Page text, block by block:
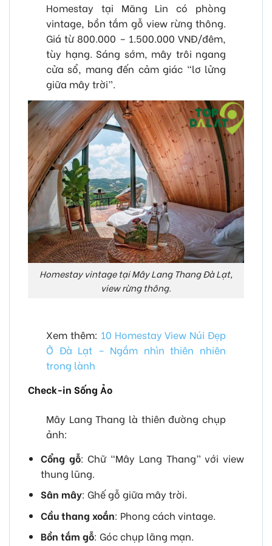
Homestay tại Măng Lin có phòng
vintage, bồn tắm gỗ view rừng thông.
Giá từ 800.000 – 1.500.000 VNĐ/đêm,
tùy hạng. Sáng sớm, mây trôi ngang
cửa sổ, mang đến cảm giác “lơ lửng
giữa mây trời”.
Homestay vintage tại Mây Lang Thang Đà Lạt,
view rừng thông.
Xem thêm: 10 Homestay View Núi Đẹp
Ở Đà Lạt – Ngắm nhìn thiên nhiên
trong lành
Check-in Sống Ảo
Mây Lang Thang là thiên đường chụp
ảnh:
Cổng gỗ: Chữ “Mây Lang Thang” với view
thung lũng.
Sân mây: Ghế gỗ giữa mây trời.
Cầu thang xoắn: Phong cách vintage.
Bồn tắm gỗ: Góc chụp lãng mạn.